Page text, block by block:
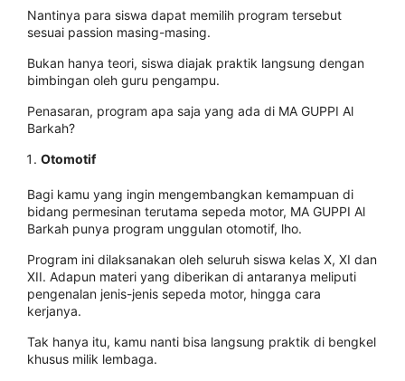
Nantinya para siswa dapat memilih program tersebut
sesuai passion masing-masing.
Bukan hanya teori, siswa diajak praktik langsung dengan
bimbingan oleh guru pengampu.
Penasaran, program apa saja yang ada di MA GUPPI Al
Barkah?
Otomotif
Bagi kamu yang ingin mengembangkan kemampuan di
bidang permesinan terutama sepeda motor, MA GUPPI Al
Barkah punya program unggulan otomotif, lho.
Program ini dilaksanakan oleh seluruh siswa kelas X, XI dan
XII. Adapun materi yang diberikan di antaranya meliputi
pengenalan jenis-jenis sepeda motor, hingga cara
kerjanya.
Tak hanya itu, kamu nanti bisa langsung praktik di bengkel
khusus milik lembaga.